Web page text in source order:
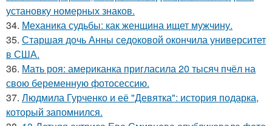
установку номерных знаков.
34. Механика судьбы: как женщина ищет мужчину.
35. Старшая дочь Анны седоковой окончила университет
в США.
36. Мать роя: американка пригласила 20 тысяч пчёл на
свою беременную фотосессию.
37. Людмила Гурченко и её "Девятка": история подарка,
который запомнился.